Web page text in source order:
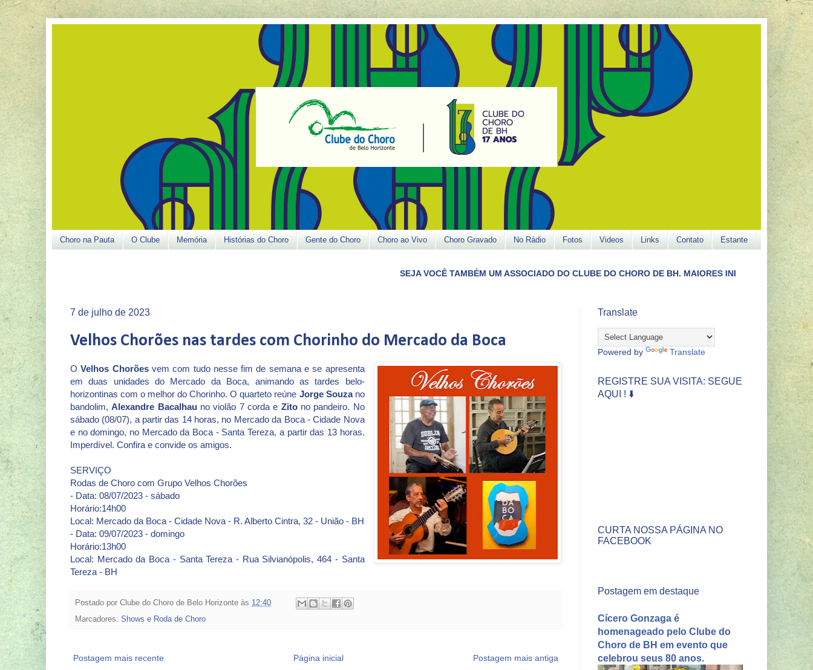
Choro na Pauta O Clube Memória Histórias do Choro Gente do Choro Choro ao Vivo Choro Gravado No Rádio Fotos Videos Links Contato Estante
SEJA VOCÊ TAMBÉM UM ASSOCIADO DO CLUBE DO CHORO DE BH. MAIORES INFORMAÇÕES LIGUE (31)3422-
7 de julho de 2023
Velhos Chorões nas tardes com Chorinho do Mercado da Boca
OVelhos Chorõesvem com tudo nesse fim de semana e se apresenta
em duas unidades do Mercado da Boca, animando as tardes belo-
horizontinas com o melhor do Chorinho. O quarteto reúne Jorge Souzano
bandolim,Alexandre Bacalhau no violão 7 corda e Zitono pandeiro. No
sábado (08/07), a partir das 14 horas, no Mercado da Boca - Cidade Nova
e no domingo, no Mercado da Boca - Santa Tereza, a partir das 13 horas.
Imperdível. Confira e convide os amigos.
SERVIÇO
Rodas de Choro com Grupo Velhos Chorões
- Data: 08/07/2023 - sábado
Horário:14h00
Local: Mercado da Boca - Cidade Nova - R. Alberto Cintra, 32 - União - BH
- Data: 09/07/2023 - domingo
Horário:13h00
Local: Mercado da Boca - Santa Tereza - Rua Silvianópolis, 464 - Santa
Tereza - BH
Postado por Clube do Choro de Belo Horizonte às 12:40
Marcadores: Shows e Roda de Choro
Postagem mais recente Postagem mais antiga
Página inicial
Translate
Powered by Translate
REGISTRE SUA VISITA: SEGUE
AQUI ! ⬇️
CURTA NOSSA PÁGINA NO
FACEBOOK
Postagem em destaque
Cícero Gonzaga é
homenageado pelo Clube do
Choro de BH em evento que
celebrou seus 80 anos.